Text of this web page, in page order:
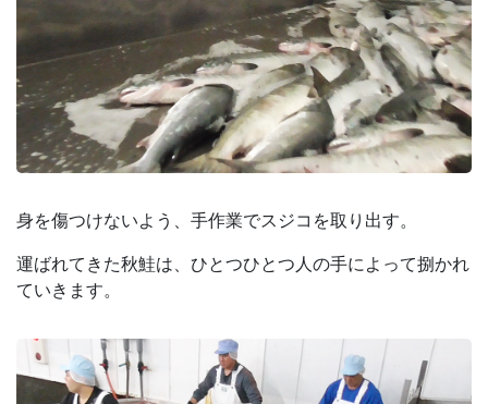
身を傷つけないよう、手作業でスジコを取り出す。
運ばれてきた秋鮭は、ひとつひとつ人の手によって捌かれ
ていきます。